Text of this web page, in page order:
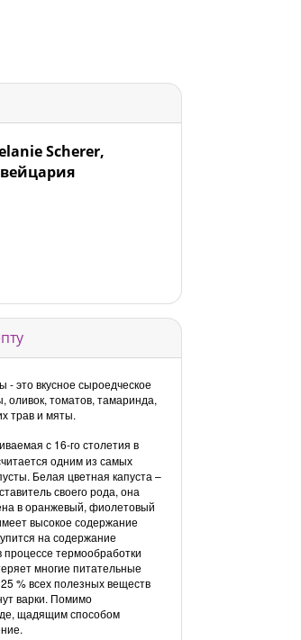
Scherer,
- это вкусное сыроедческое
оливок, томатов, тамаринда,
трав и мяты.
с 16-го столетия в
одним из самых
Белая цветная капуста –
своего рода, она
в оранжевый, фиолетовый
высокое содержание
на содержание
термообработки
многие питательные
% всех полезных веществ
варки. Помимо
щадящим способом